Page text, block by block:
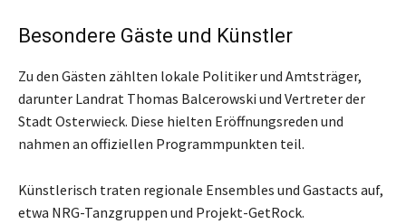
Besondere Gäste und Künstler
Zu den Gästen zählten lokale Politiker und Amtsträger,
darunter Landrat Thomas Balcerowski und Vertreter der
Stadt Osterwieck. Diese hielten Eröffnungsreden und
nahmen an offiziellen Programmpunkten teil.
Künstlerisch traten regionale Ensembles und Gastacts auf,
etwa NRG-Tanzgruppen und Projekt-GetRock.